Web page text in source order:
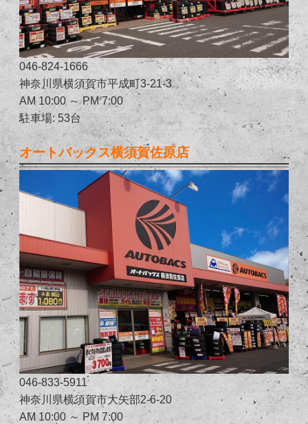
046-824-1666
神奈川県横須賀市平成町3-21-3
AM 10:00 ～ PM 7:00
駐車場: 53台
オートバックス横須賀佐原店
046-833-5911
神奈川県横須賀市大矢部2-6-20
AM 10:00 ～ PM 7:00